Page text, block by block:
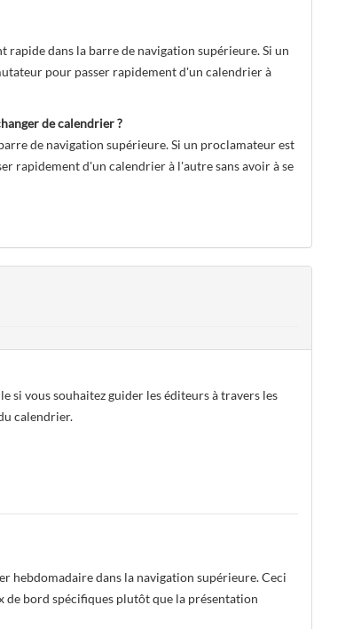
dans la barre de navigation supérieure. Si un
pour passer rapidement d'un calendrier à
de calendrier ?
de navigation supérieure. Si un proclamateur est
rapidement d'un calendrier à l'autre sans avoir à se
si vous souhaitez guider les éditeurs à travers les
calendrier.
hebdomadaire dans la navigation supérieure. Ceci
de bord spécifiques plutôt que la présentation